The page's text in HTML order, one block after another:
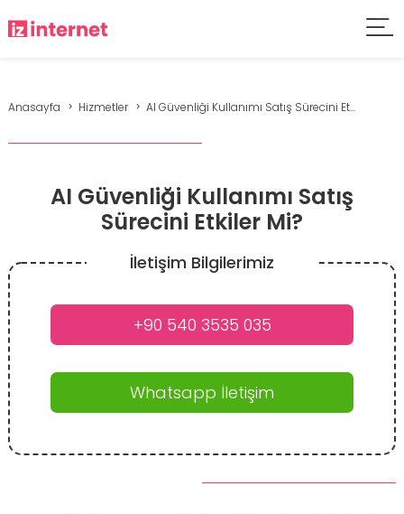
Anasayfa Hizmetler AI Güvenliği Kullanımı Satış Sürecini Et...
AI Güvenliği Kullanımı Satış
Sürecini Etkiler Mi?
İletişim Bilgilerimiz
+90 540 3535 035
Whatsapp İletişim